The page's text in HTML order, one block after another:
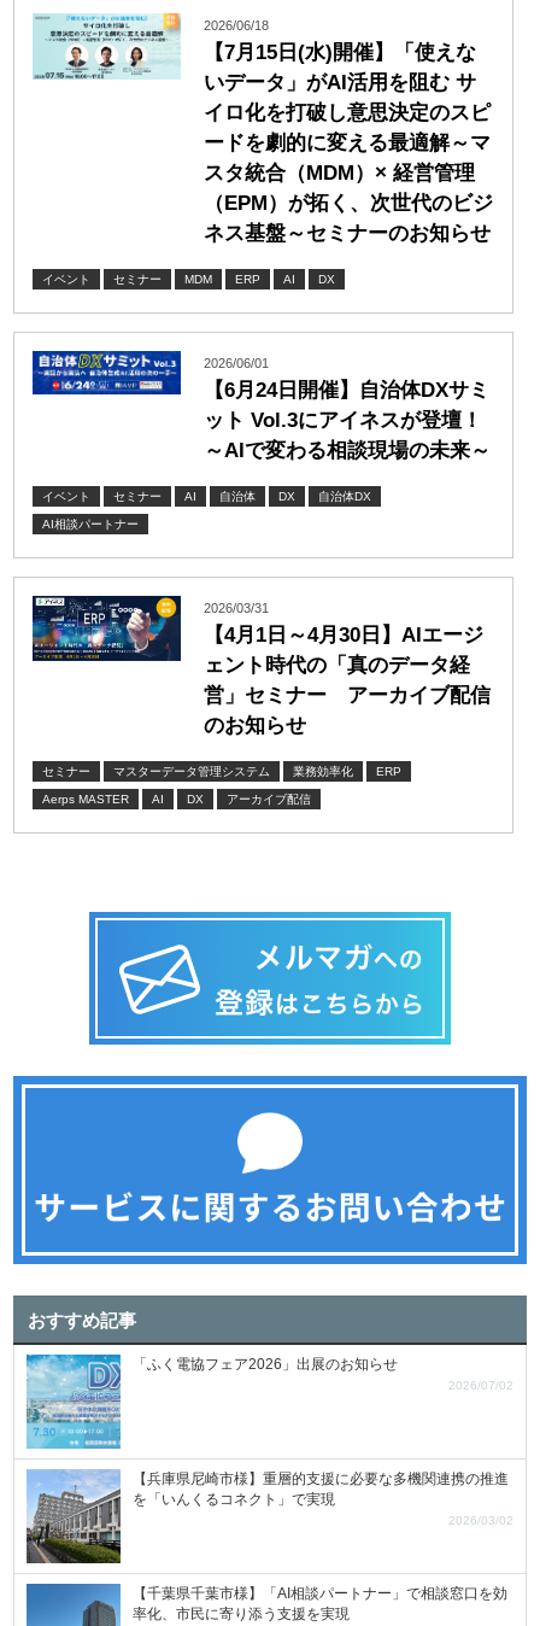
2026/06/18
【7月15日(水)開催】「使えな
いデータ」がAI活用を阻む サ
イロ化を打破し意思決定のスピ
ードを劇的に変える最適解～マ
スタ統合（MDM）× 経営管理
（EPM）が拓く、次世代のビジ
ネス基盤～セミナーのお知らせ
イベント セミナー MDM ERP AI DX
2026/06/01
【6月24日開催】自治体DXサミ
ット Vol.3にアイネスが登壇！
～AIで変わる相談現場の未来～
イベント セミナー AI 自治体 DX 自治体DX
AI相談パートナー
2026/03/31
【4月1日～4月30日】AIエージ
ェント時代の「真のデータ経
営」セミナー アーカイブ配信
のお知らせ
セミナー マスターデータ管理システム 業務効率化 ERP
Aerps MASTER AI DX アーカイブ配信
おすすめ記事
「ふく電協フェア2026」出展のお知らせ
2026/07/02
【兵庫県尼崎市様】重層的支援に必要な多機関連携の推進
を「いんくるコネクト」で実現
2026/03/02
【千葉県千葉市様】「AI相談パートナー」で相談窓口を効
率化、市民に寄り添う支援を実現